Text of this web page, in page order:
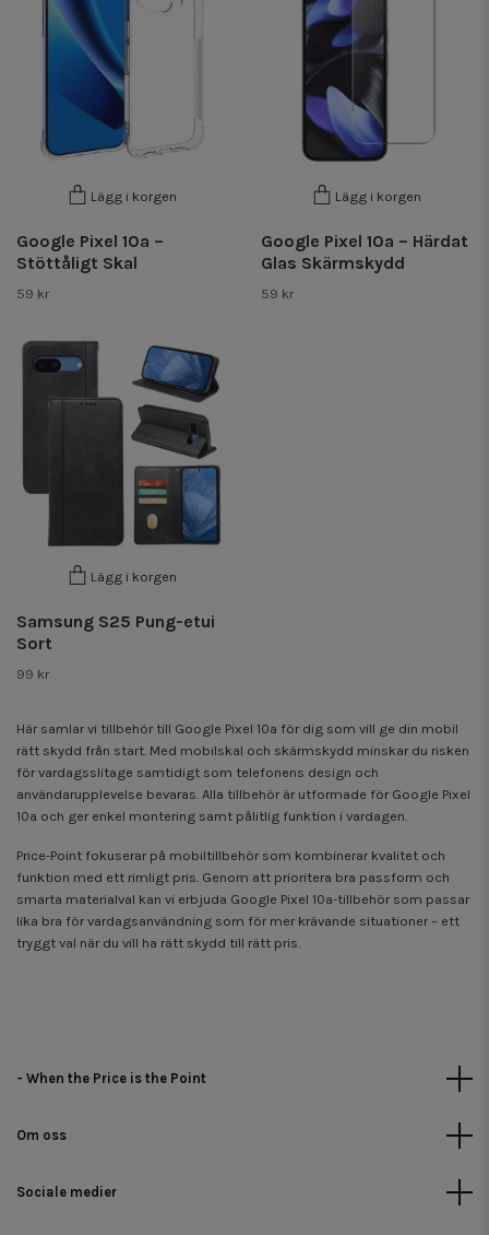
Lägg i korgen
Google Pixel 10a –
Stöttåligt Skal
59 kr
Lägg i korgen
Google Pixel 10a – Härdat
Glas Skärmskydd
59 kr
Lägg i korgen
Samsung S25 Pung-etui
Sort
99 kr
Här samlar vi tillbehör till Google Pixel 10a för dig som vill ge din mobil
rätt skydd från start. Med mobilskal och skärmskydd minskar du risken
för vardagsslitage samtidigt som telefonens design och
användarupplevelse bevaras. Alla tillbehör är utformade för Google Pixel
10a och ger enkel montering samt pålitlig funktion i vardagen.
Price-Point fokuserar på mobil­tillbehör som kombinerar kvalitet och
funktion med ett rimligt pris. Genom att prioritera bra passform och
smarta materialval kan vi erbjuda Google Pixel 10a-tillbehör som passar
lika bra för vardagsanvändning som för mer krävande situationer – ett
tryggt val när du vill ha rätt skydd till rätt pris.
- When the Price is the Point
Om oss
Sociale medier